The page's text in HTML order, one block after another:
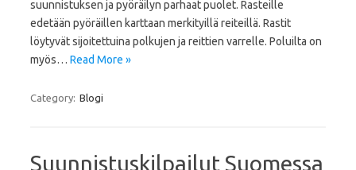
suunnistuksen ja pyöräilyn parhaat puolet. Rasteille
edetään pyöräillen karttaan merkityillä reiteillä. Rastit
löytyvät sijoitettuina polkujen ja reittien varrelle. Poluilta on
myös… Read More »
Category: Blogi
Suunnistuskilpailut Suomessa